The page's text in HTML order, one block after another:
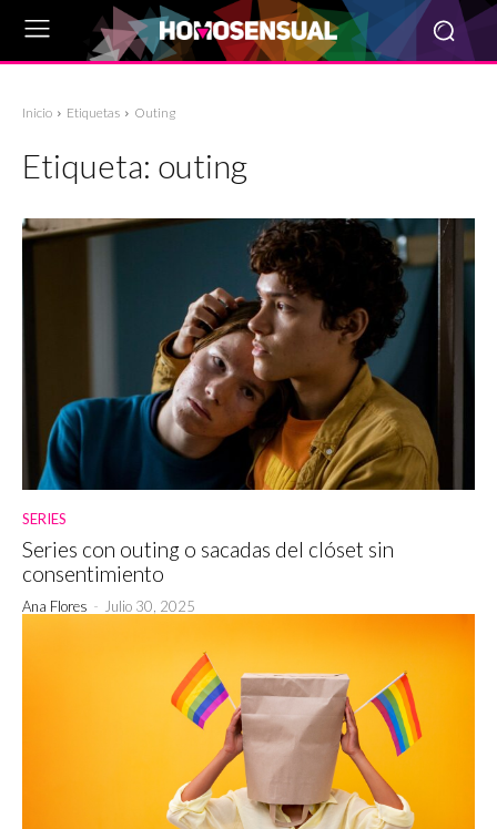
Inicio Etiquetas Outing
Etiqueta: outing
SERIES
Series con outing o sacadas del clóset sin
consentimiento
Ana Flores - Julio 30, 2025